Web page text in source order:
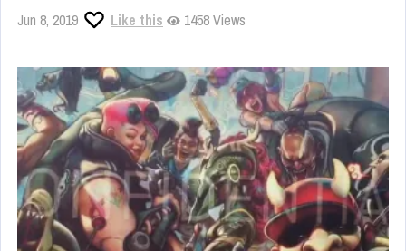
Jun 8, 2019 Like this 1458 Views